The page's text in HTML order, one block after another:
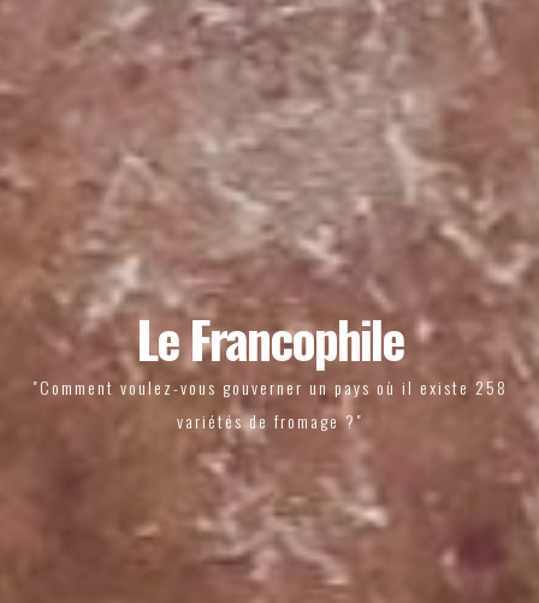
Le Francophile
"Comment voulez-vous gouverner un pays où il existe 258
variétés de fromage ?"